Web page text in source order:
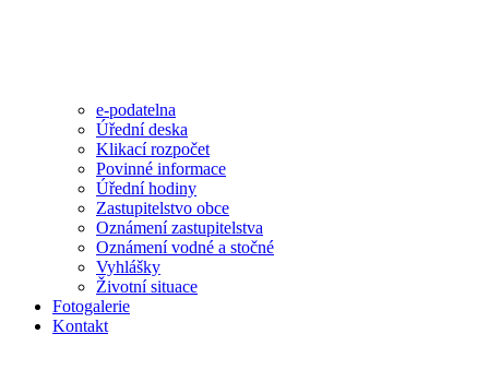
e-podatelna
Úřední deska
Klikací rozpočet
Povinné informace
Úřední hodiny
Zastupitelstvo obce
Oznámení zastupitelstva
Oznámení vodné a stočné
Vyhlášky
Životní situace
Fotogalerie
Kontakt